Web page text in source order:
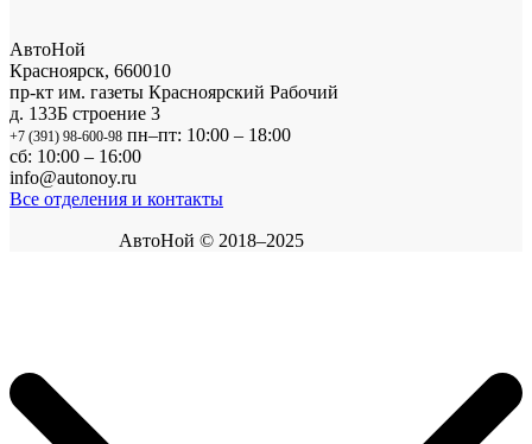
АвтоНой
Красноярск, 660010
пр-кт им. газеты Красноярский Рабочий
д. 133Б строение 3
+7 (391) 98-600-98 пн–пт: 10:00 – 18:00
сб: 10:00 – 16:00
info@autonoy.ru
Все отделения и контакты
АвтоНой © 2018–2025